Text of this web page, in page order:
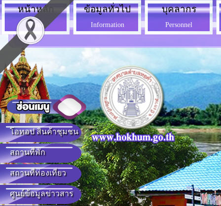
โอทอป สินค้าชุมชน
สถานที่พัก
สถานที่ท่องเที่ยว
ศูนย์ข้อมูลข่าวสาร
หน้าหลัก
Home
ข้อมูลทั่วไป
Information
บุคลากร
Personnel